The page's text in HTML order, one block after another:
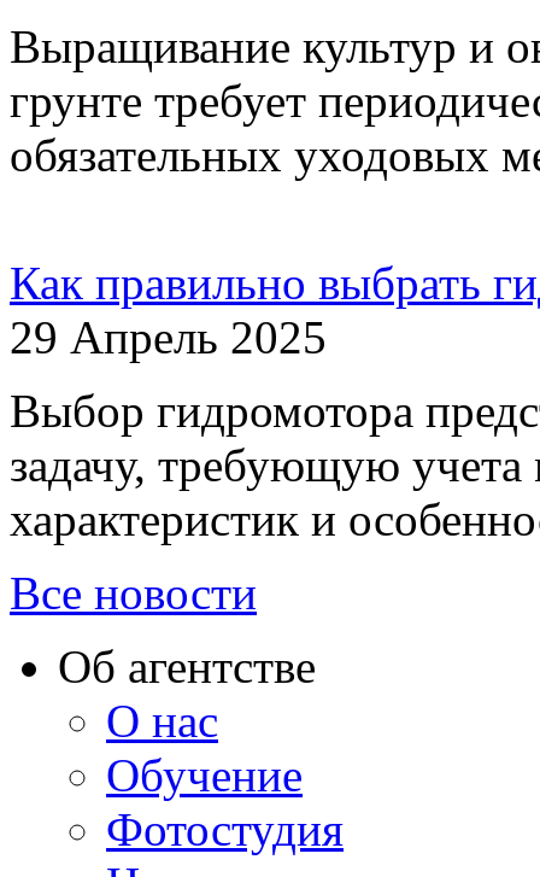
Выращивание культур и
грунте требует
обязательных уходовых
Как правильно выбрать
29 Апрель 2025
Выбор гидромотора
задачу, требующую учета
характеристик и
Все новости
Об агентстве
О нас
Обучение
Фотостудия